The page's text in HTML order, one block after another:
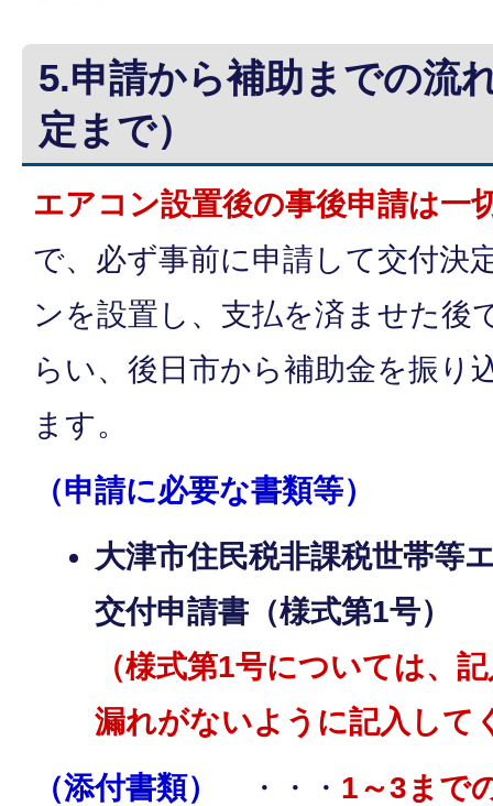
5.申請から補助までの流
定まで）
エアコン設置後の事後申請は一
で、必ず事前に申請して交付決
ンを設置し、支払を済ませた後
らい、後日市から補助金を振り
ます。
（申請に必要な書類等）
大津市住民税非課税世帯等
交付申請書（様式第1号）
（様式第1号については、
漏れがないように記入して
（添付書類）
・・・ 1～3まで